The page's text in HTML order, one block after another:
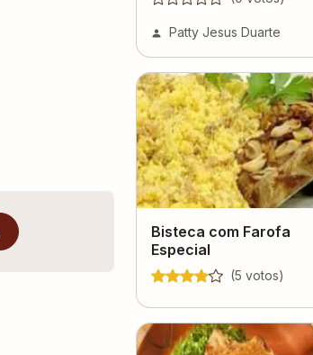
Patty Jesus Duarte
Bisteca com Farofa
Especial
(5 votos)